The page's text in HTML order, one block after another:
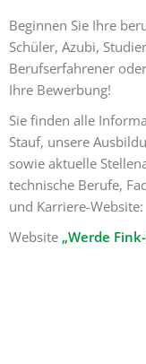
Beginnen Sie Ihre
Schüler, Azubi,
Berufserfahrener
Ihre Bewerbung!
Sie finden alle
Stauf, unsere
sowie aktuelle
technische Berufe,
und Karriere-Website​:
Website „Werde